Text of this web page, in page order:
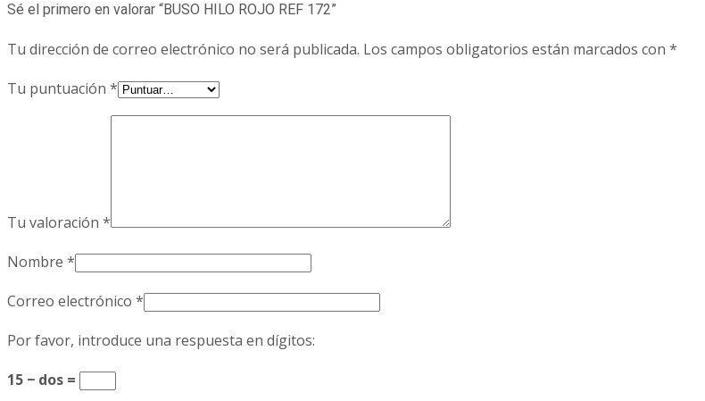
Sé el primero en valorar “BUSO HILO ROJO REF 172”
Tu dirección de correo electrónico no será publicada. Los campos obligatorios están marcados con *
Tu puntuación *
Tu valoración *
Nombre *
Correo electrónico *
Por favor, introduce una respuesta en dígitos:
15 − dos =